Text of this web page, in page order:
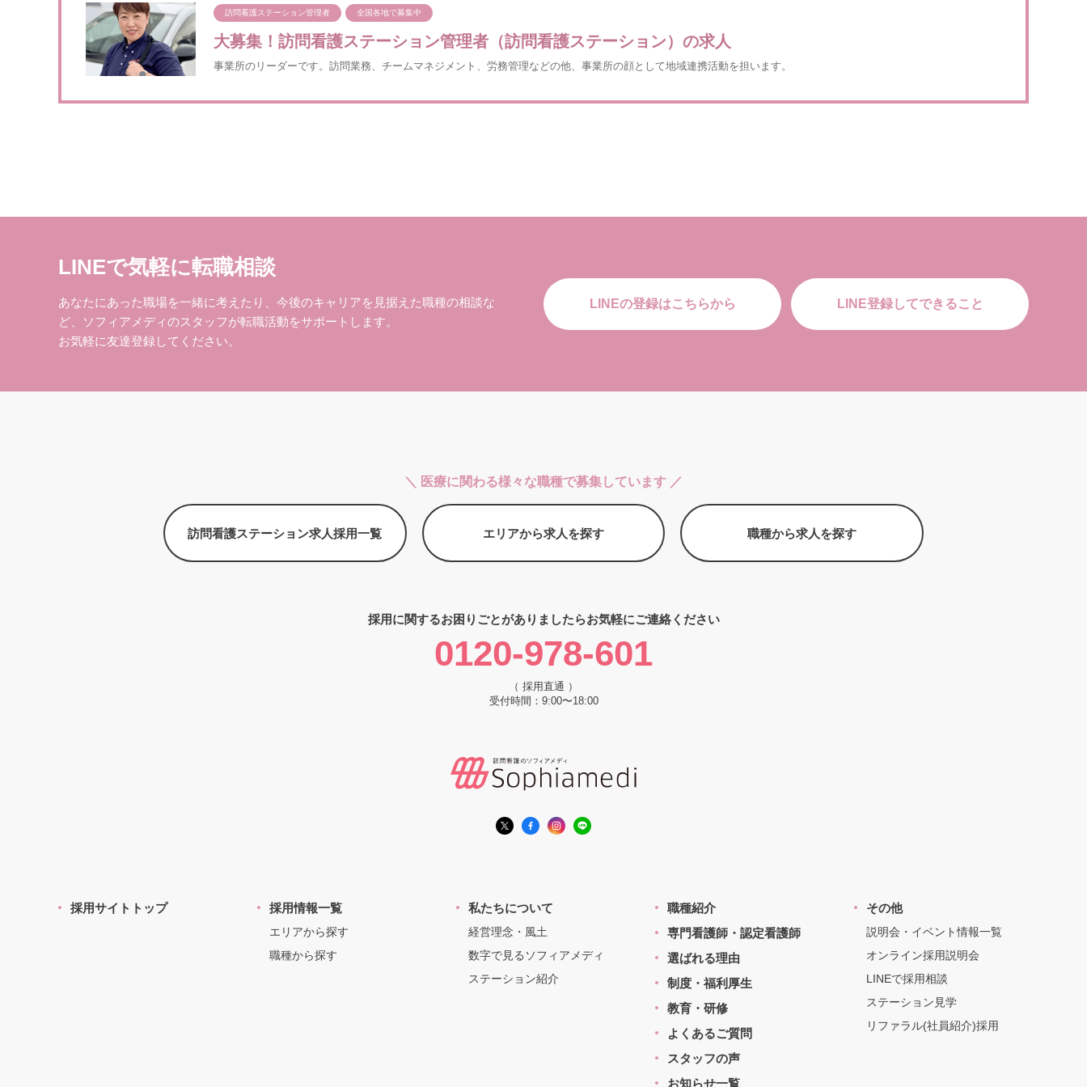
訪問看護ステーション管理者 全国各地で募集中
大募集！訪問看護ステーション管理者（訪問看護ステーション）の求人
事業所のリーダーです。訪問業務、チームマネジメント、労務管理などの他、事業所の顔として地域連携活動を担います。
LINEで気軽に転職相談
あなたにあった職場を一緒に考えたり、今後のキャリアを見据えた職種の相談な
ど、ソフィアメディのスタッフが転職活動をサポートします。
お気軽に友達登録してください。
LINEの登録はこちらから LINE登録してできること
＼ 医療に関わる様々な職種で募集しています ／
訪問看護ステーション求人採用一覧 エリアから求人を探す 職種から求人を探す
採用に関するお困りごとがありましたらお気軽にご連絡ください
0120-978-601
（ 採用直通 ）
受付時間：9:00〜18:00
採用サイトトップ 採用情報一覧
エリアから探す
職種から探す
私たちについて
経営理念・風土
数字で見るソフィアメディ
ステーション紹介
職種紹介
専門看護師・認定看護師
選ばれる理由
制度・福利厚生
教育・研修
よくあるご質問
スタッフの声
お知らせ一覧
その他
説明会・イベント情報一覧
オンライン採用説明会
LINEで採用相談
ステーション見学
リファラル(社員紹介)採用